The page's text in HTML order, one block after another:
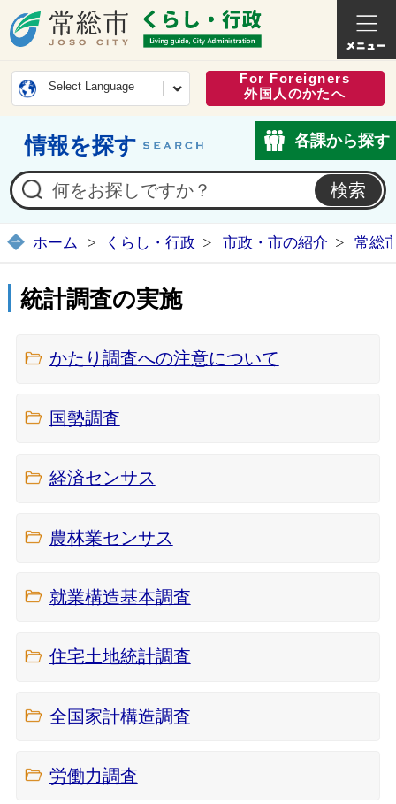
常総市公式ホームページ
くらし
Select Language
For Foreigners
外国人のかたへ
情報を探す 各課から探す
ホーム くらし・行政 市政・市の紹介 常総
統計調査の実施
かたり調査への注意について
国勢調査
経済センサス
農林業センサス
就業構造基本調査
住宅土地統計調査
全国家計構造調査
労働力調査